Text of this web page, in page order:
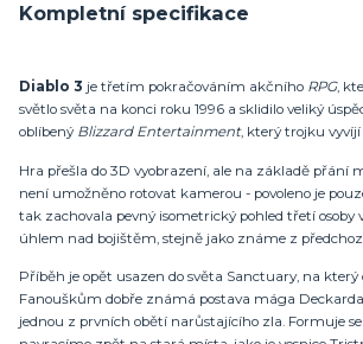
Kompletní specifikace
Diablo 3 je třetím pokračováním akčního RPG,
světlo světa na konci roku 1996 a sklidilo veliký
oblíbený Blizzard Entertainment, který trojku
Hra přešla do 3D vyobrazení, ale na základě přání
není umožněno rotovat kamerou - povoleno je
tak zachovala pevný isometrický pohled třetí osoby
úhlem nad bojištěm, stejně jako známe z
Příběh je opět usazen do světa Sanctuary, na který
Fanouškům dobře známá postava mága
jednou z prvních obětí narůstajícího zla. Formuje